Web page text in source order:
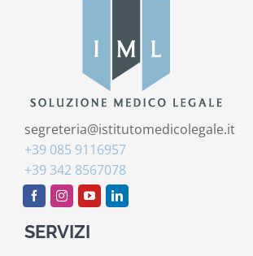
segreteria@istitutomedicolegale.it
+39 085 9116957
+39 342 8567078
SERVIZI